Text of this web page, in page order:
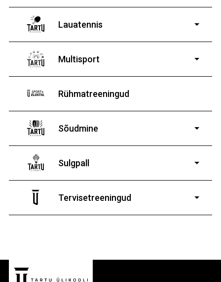
Lauatennis
poistele ja tüdrukutele
Multisport
Rühmatreeningud
Sõudmine
poistele ja tüdrukutele
Sulgpall
poistele ja tüdrukutele
Tervisetreeningud